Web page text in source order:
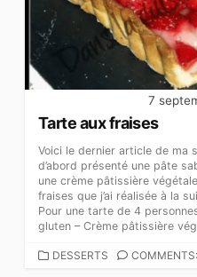
7
Tarte aux fraises
Voici le dernier article de ma
d’abord présenté une pâte
une crème pâtissière
fraises que j’ai réalisée à la
Pour une tarte de 4
gluten – Crème pâtissière
CATEGORIES
DESSERTS